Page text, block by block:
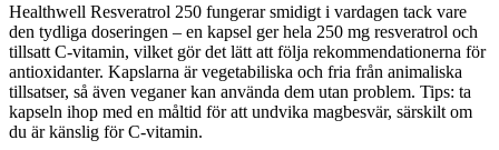
Healthwell Resveratrol 250 fungerar smidigt i vardagen tack vare
den tydliga doseringen – en kapsel ger hela 250 mg resveratrol och
tillsatt C-vitamin, vilket gör det lätt att följa rekommendationerna för
antioxidanter. Kapslarna är vegetabiliska och fria från animaliska
tillsatser, så även veganer kan använda dem utan problem. Tips: ta
kapseln ihop med en måltid för att undvika magbesvär, särskilt om
du är känslig för C-vitamin.